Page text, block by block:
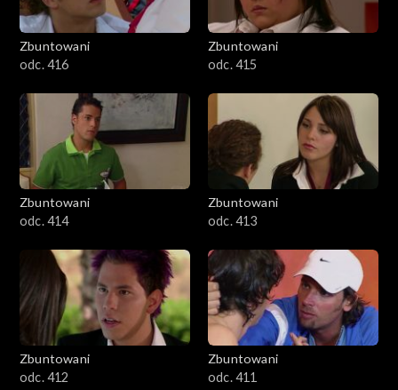
Zbuntowani
odc. 416
Zbuntowani
odc. 415
Zbuntowani
odc. 414
Zbuntowani
odc. 413
Zbuntowani
odc. 412
Zbuntowani
odc. 411